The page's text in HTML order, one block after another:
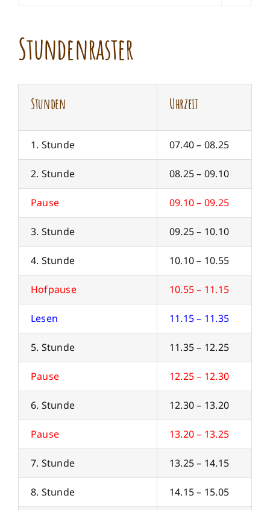
Stundenraster
Stunden Uhrzeit
1. Stunde 07.40 – 08.25
2. Stunde 08.25 – 09.10
Pause 09.10 – 09.25
3. Stunde 09.25 – 10.10
4. Stunde 10.10 – 10.55
Hofpause 10.55 – 11.15
Lesen 11.15 – 11.35
5. Stunde 11.35 – 12.25
Pause 12.25 – 12.30
6. Stunde 12.30 – 13.20
Pause 13.20 – 13.25
7. Stunde 13.25 – 14.15
8. Stunde 14.15 – 15.05